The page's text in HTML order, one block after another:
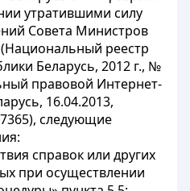
утратившими силу
Совета Министров
реестр
Беларусь, 2012 г., №
правовой Интернет-
16.04.2013,
следующие
справок или других
при осуществлении